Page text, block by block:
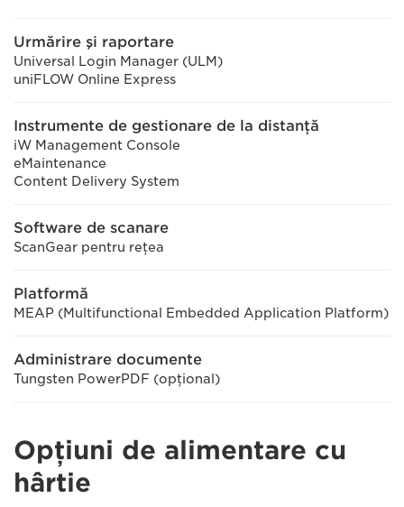
Urmărire şi raportare
Universal Login Manager (ULM)
uniFLOW Online Express
Instrumente de gestionare de la distanţă
iW Management Console
eMaintenance
Content Delivery System
Software de scanare
ScanGear pentru reţea
Platformă
MEAP (Multifunctional Embedded Application Platform)
Administrare documente
Tungsten PowerPDF (opţional)
Opţiuni de alimentare cu
hârtie